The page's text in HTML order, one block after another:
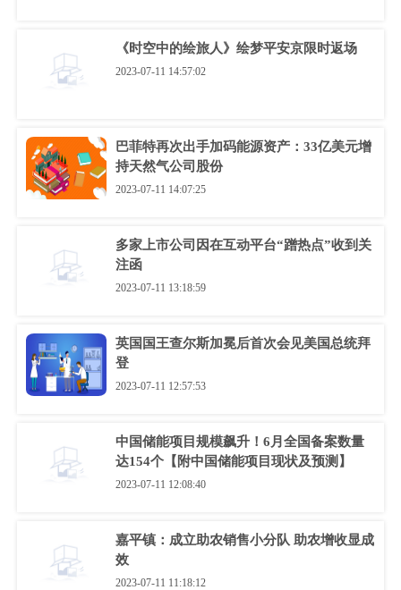
《时空中的绘旅人》绘梦平安京限时返场
2023-07-11 14:57:02
巴菲特再次出手加码能源资产：33亿美元增
持天然气公司股份
2023-07-11 14:07:25
多家上市公司因在互动平台“蹭热点”收到关
注函
2023-07-11 13:18:59
英国国王查尔斯加冕后首次会见美国总统拜
登
2023-07-11 12:57:53
中国储能项目规模飙升！6月全国备案数量
达154个【附中国储能项目现状及预测】
2023-07-11 12:08:40
嘉平镇：成立助农销售小分队 助农增收显成
效
2023-07-11 11:18:12